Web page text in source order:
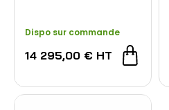
Dispo sur commande
14 295,00 € HT